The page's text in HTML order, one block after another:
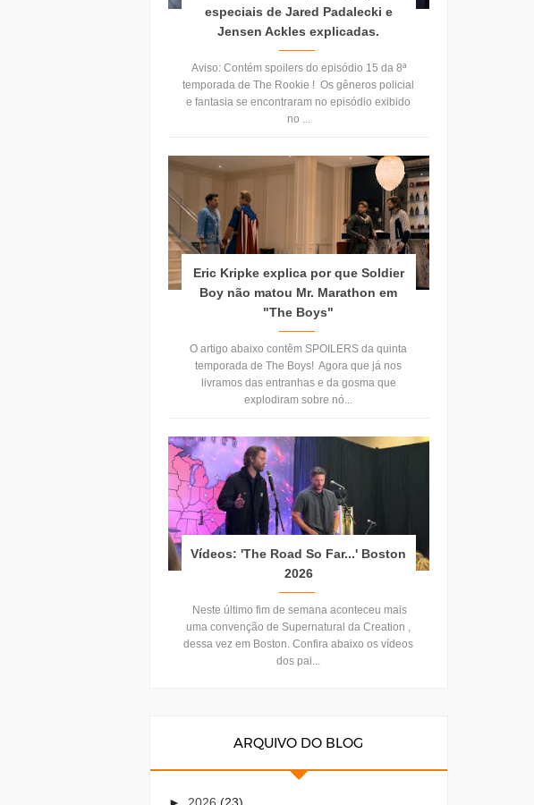
especiais de Jared Padalecki e
Jensen Ackles explicadas.
Aviso: Contém spoilers do episódio 15 da 8ª
temporada de The Rookie ! Os gêneros policial
e fantasia se encontraram no episódio exibido
no ...
Eric Kripke explica por que Soldier
Boy não matou Mr. Marathon em
"The Boys"
O artigo abaixo contêm SPOILERS da quinta
temporada de The Boys! Agora que já nos
livramos das entranhas e da gosma que
explodiram sobre nó...
Vídeos: 'The Road So Far...' Boston
2026
Neste último fim de semana aconteceu mais
uma convenção de Supernatural da Creation ,
dessa vez em Boston. Confira abaixo os vídeos
dos pai...
ARQUIVO DO BLOG
► 2026 (23)